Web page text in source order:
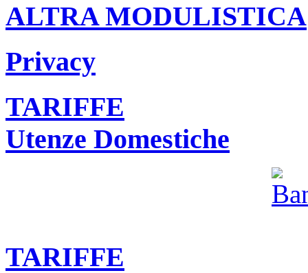
ALTRA MODULISTICA
Privacy
TARIFFE
Utenze Domestiche
TARIFFE